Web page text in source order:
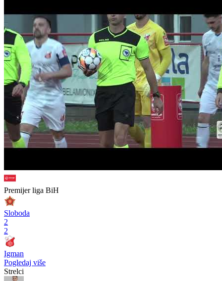
Fudbal
pre godinu dana
Ljubomir Pejović novo pojačanje FK Sarajevo
Međunarodni fudbal
pre godinu dana
Video